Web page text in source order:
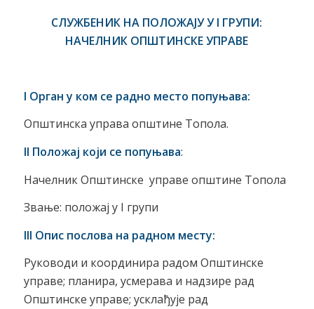
СЛУЖБЕНИК НА ПОЛОЖАЈУ У I ГРУПИ:
НАЧЕЛНИК ОПШТИНСКЕ УПРАВЕ
I Орган у ком се радно место попуњава:
Општинска управа општине Топола.
II Положај који се попуњава:
Начелник Општинске управе општине Топола
Звање: положај у I групи
III Опис послова на радном месту:
Руководи и координира радом Општинске
управе; планира, усмерава и надзире рад
Општинске управе; усклађује рад